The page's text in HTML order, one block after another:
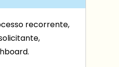
recorrente,